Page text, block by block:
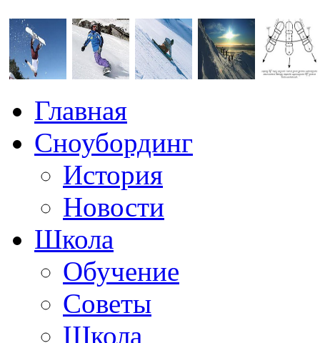
Главная
Сноубординг
История
Новости
Школа
Обучение
Советы
Школа